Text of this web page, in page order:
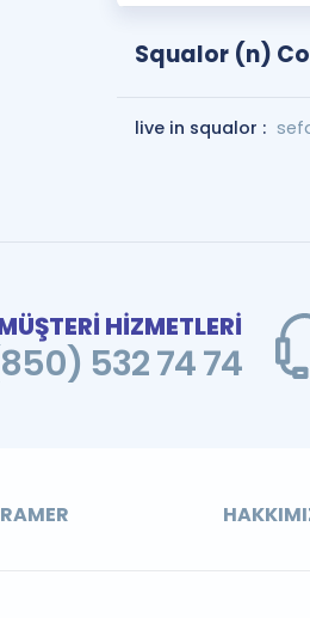
Squalor (n)
live in squalor :
HİZMETLERİ
532 74 74